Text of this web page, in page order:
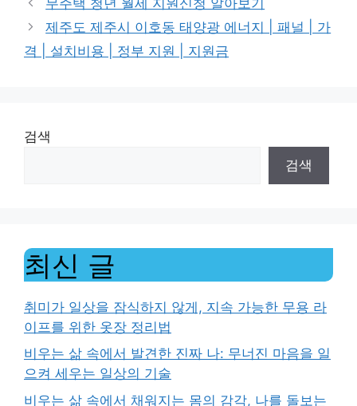
제주도 제주시 이호동 태양광 에너지 | 패널 | 가
격 | 설치비용 | 정부 지원 | 지원금
검색
검색
최신 글
취미가 일상을 잠식하지 않게, 지속 가능한 무용 라
이프를 위한 옷장 정리법
비우는 삶 속에서 발견한 진짜 나: 무너진 마음을 일
으켜 세우는 일상의 기술
비우는 삶 속에서 채워지는 몸의 감각, 나를 돌보는